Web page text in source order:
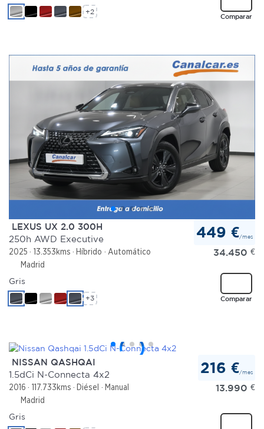
Comparar
+2
LEXUS UX 2.0 300H
250h AWD Executive
2025 13.353kms Híbrido
Automático
Madrid
449 €/mes
34.450 €
Comparar
Gris
+3
NISSAN QASHQAI
1.5dCi N-Connecta 4x2
2016 117.733kms Diésel
Manual
Madrid
216 €/mes
13.990 €
Gris